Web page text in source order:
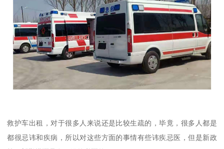
救护车出租，对于很多人来说还是比较生疏的，毕竟，很多人都是
都很忌讳和疾病，所以对这些方面的事情有些讳疾忌医，但是新政